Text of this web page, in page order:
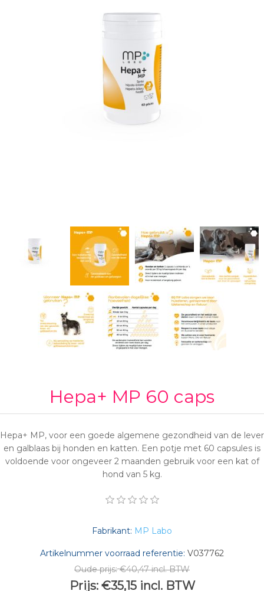
Hepa+ MP 60 caps
Hepa+ MP, voor een goede algemene gezondheid van de lever
en galblaas bij honden en katten. Een potje met 60 capsules is
voldoende voor ongeveer 2 maanden gebruik voor een kat of
hond van 5 kg.
Fabrikant: MP Labo
Artikelnummer voorraad referentie: V037762
Oude prijs: €40,47 incl. BTW
Prijs: €35,15 incl. BTW